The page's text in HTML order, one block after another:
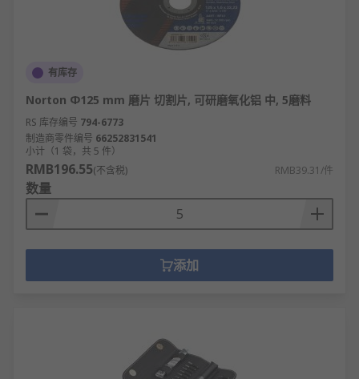
钻模式），DIY用户可选基础单功能型号。附加
功能如工作灯、电量显示可提升操作便利性。
具必须配备防护罩和紧急制动；长期使用选择
振动值≤2.5m/s²的低振动型号；高空作业确认
工具重量≤2.5kg。握把需符合人体工学且带防
滑纹，关键部位要有绝缘保护。通过
CCC/UL/CE认证的产品具有可靠安全保障。
平衡使用频率与性价比：年使用≤50小时选DIY
级工具；200小时以上选工业级产品。比较电机
类型：有刷电机成本低但寿命短（约100小
配件通用性，选择主流品牌确保配件供应。租
赁率高的工具（如大型切割机）可考虑租赁替
对地方了。RS欧时 提供高质量保证的产品、工具和
附件来帮助您完成工作，并提供无与伦比的服务。我
有库存
Norton Φ125 mm 磨片 切割片, 可研磨氧化铝 中, 5磨料
RS 库存编号 794-6773
制造商零件编号 66252831541
小计（1 袋，共 5 件）
RMB196.55(不含税) RMB39.31/件
数量
添加